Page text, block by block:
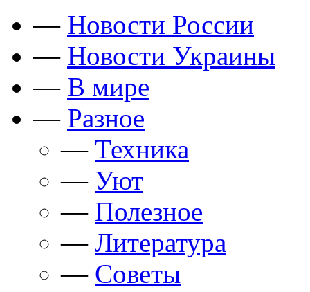
— Новости России
— Новости Украины
— В мире
— Разное
— Техника
— Уют
— Полезное
— Литература
— Советы